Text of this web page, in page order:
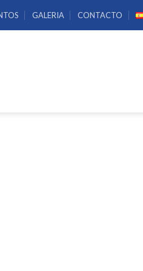
GALERIA CONTACTO